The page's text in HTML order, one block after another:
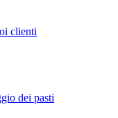
clienti
dei pasti